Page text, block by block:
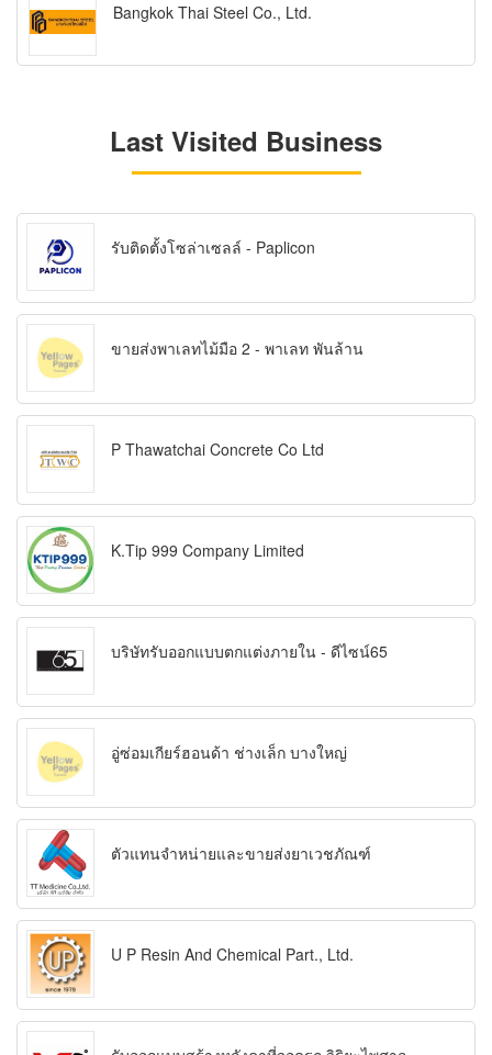
Bangkok Thai Steel Co., Ltd.
Last Visited Business
รับติดตั้งโซล่าเซลล์ - Paplicon
ขายส่งพาเลทไม้มือ 2 - พาเลท พันล้าน
P Thawatchai Concrete Co Ltd
K.Tip 999 Company Limited
บริษัทรับออกแบบตกแต่งภายใน - ดีไซน์65
อู่ซ่อมเกียร์ฮอนด้า ช่างเล็ก บางใหญ่
ตัวแทนจำหน่ายและขายส่งยาเวชภัณฑ์
U P Resin And Chemical Part., Ltd.